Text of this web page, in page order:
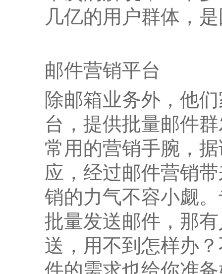
几亿的用户群体，
邮件营销平台
除邮箱业务外，他
台，提供批量邮件
常用的营销手腕，
应，经过邮件营销
销的力气不容小觑
批量发送邮件，那
送，用不到怎样办